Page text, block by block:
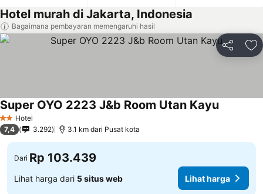
Hotel murah di Jakarta, Indonesia
Bagaimana pembayaran memengaruhi hasil
Bagikan
2 Bintang
Hotel
Super OYO 2223 J&b Room Utan KayuLihat
7,4 3.292 3.1 km dari Pusat kota
Dari Rp 103.439
Lihat harga dari 5 situs web Lihat harga